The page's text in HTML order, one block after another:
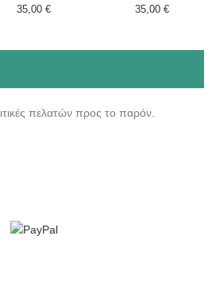
35,00 € 35,00 €
πελατών προς το παρόν.